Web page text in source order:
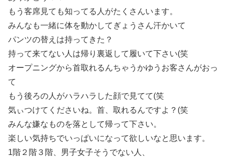
もう客席見ても知ってる人がたくさんいます。
みんなも一緒に体を動かしてぎょうさん汗かいて
パンツの替えは持ってきた？
持って来てない人は帰り裏返して履いて下さい(笑
オープニングから首取れるんちゃうかゆうお客さんがおっ
て
もう後ろの人がハラハラした顔で見てて(笑
気ぃつけてくださいね。首、取れるんですよ？(笑
みんな嫌なものを落として帰って下さい。
楽しい気持ちでいっぱいになって欲しいなと思います。
1階２階３階、男子女子そうでない人、